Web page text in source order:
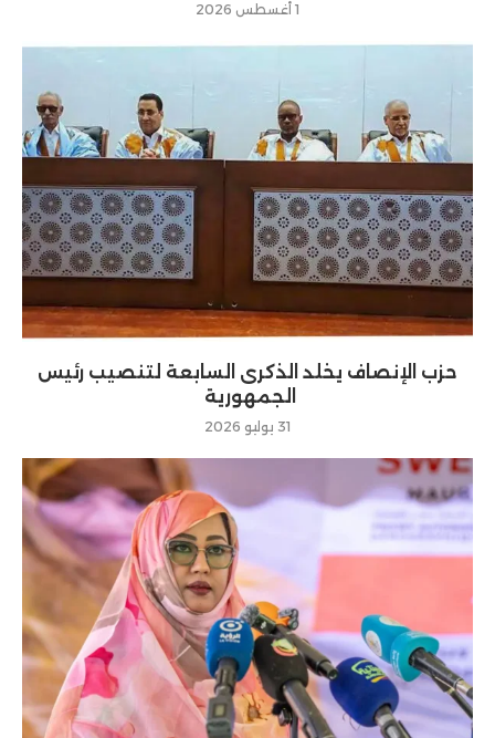
1 أغسطس 2026
حزب الإنصاف يخلد الذكرى السابعة لتنصيب رئيس
الجمهورية
31 يوليو 2026